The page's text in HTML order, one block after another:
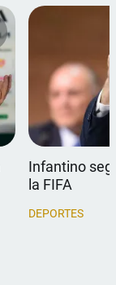
Infantino
la FIFA
DEPORTES